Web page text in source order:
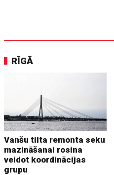
RĪGĀ
Vanšu tilta remonta seku
mazināšanai rosina
veidot koordinācijas
grupu